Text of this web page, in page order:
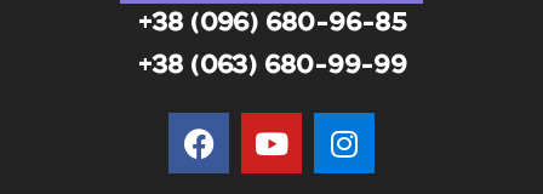
+38 (096) 680-96-85
+38 (063) 680-99-99